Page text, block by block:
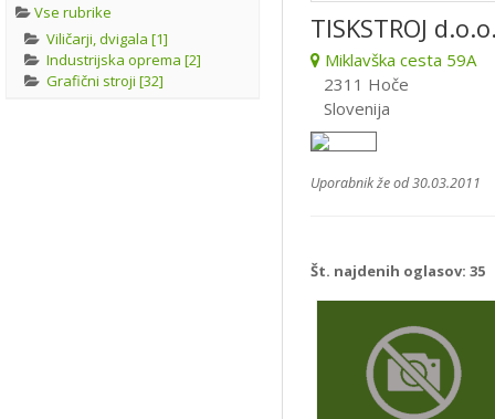
Vse rubrike
Viličarji, dvigala [1]
Industrijska oprema [2]
Grafični stroji [32]
TISKSTROJ
Miklavška cesta 59A
2311 Hoče
Slovenija
Uporabnik že od 30.03.2011
Št. najdenih oglasov: 35